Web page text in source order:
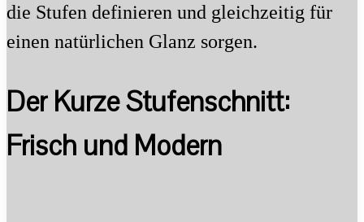
die Stufen definieren und gleichzeitig für
einen natürlichen Glanz sorgen.
Der Kurze Stufenschnitt:
Frisch und Modern